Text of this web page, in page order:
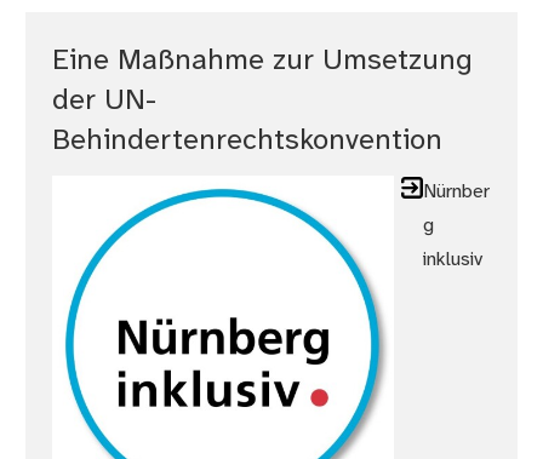
Eine Maßnahme zur Umsetzung
der UN-
Behindertenrechtskonvention
Nürnber
g
inklusiv